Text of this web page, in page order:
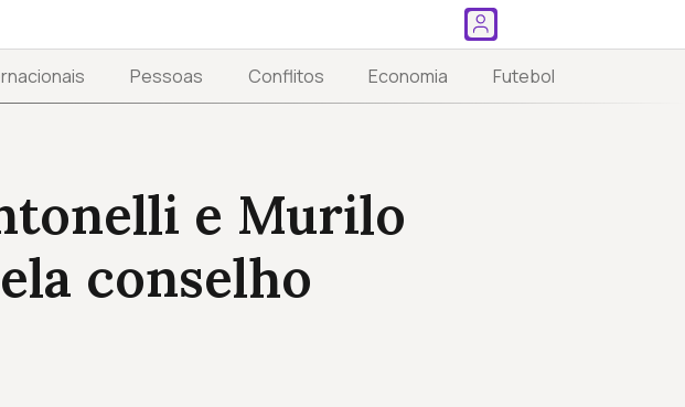
Pessoas Conflitos Economia Futebol
e Murilo
conselho